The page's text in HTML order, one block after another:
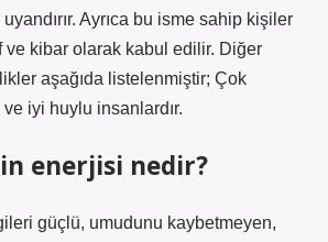
Ayrıca bu isme sahip kişiler
ve kibar olarak kabul edilir. Diğer
aşağıda listelenmiştir; Çok
iyi huylu insanlardır.
enerjisi nedir?
güçlü, umudunu kaybetmeyen,